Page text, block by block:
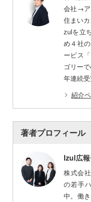
会社→ア
住まい
zulを立
め４社
ービス
ゴリー
年連続受
紹介
著者プロフィール
Izul広
株式会
の若手
中。働